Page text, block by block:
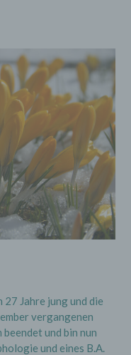
27 Jahre jung und die
vergangenen
beendet und bin nun
und eines B.A.